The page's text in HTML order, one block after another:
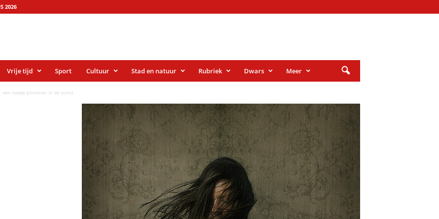
2026
Vrije tijd Sport Cultuur Stad en natuur Rubriek Dwars Meer
een beetje pionieren in de kunst